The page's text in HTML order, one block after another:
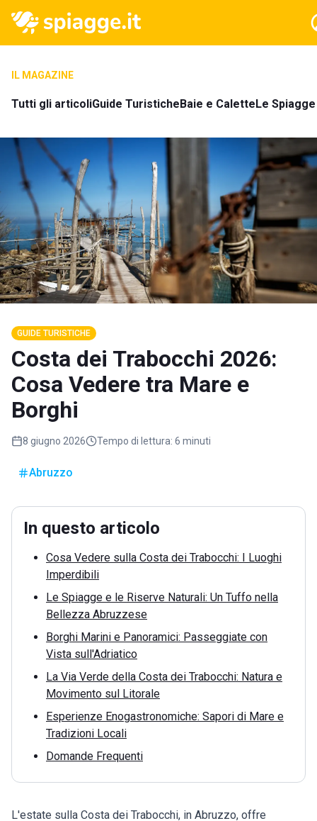
IL MAGAZINE
Tutti gli articoliGuide TuristicheBaie e CaletteLe
GUIDE TURISTICHE
Costa dei Trabocchi 2026:
Cosa Vedere tra Mare e
Borghi
8 giugno 2026 Tempo di lettura: 6 minuti
Abruzzo
In questo articolo
Cosa Vedere sulla Costa dei Trabocchi: I Luoghi
Imperdibili
Le Spiagge e le Riserve Naturali: Un Tuffo nella
Bellezza Abruzzese
Borghi Marini e Panoramici: Passeggiate con
Vista sull'Adriatico
La Via Verde della Costa dei Trabocchi: Natura e
Movimento sul Litorale
Esperienze Enogastronomiche: Sapori di Mare e
Tradizioni Locali
Domande Frequenti
L'estate sulla Costa dei Trabocchi, in Abruzzo, offre